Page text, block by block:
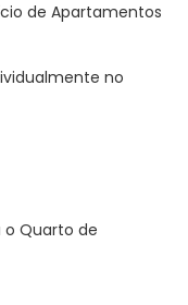
de Apartamentos
no
o Quarto de